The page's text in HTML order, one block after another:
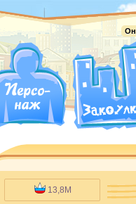
13,8M